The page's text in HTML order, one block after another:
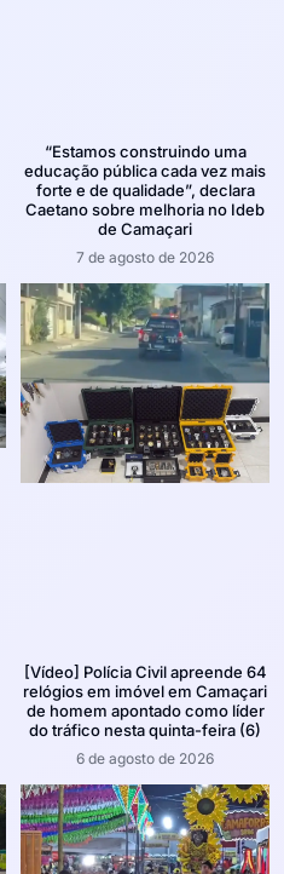
“Estamos construindo uma
educação pública cada vez mais
forte e de qualidade”, declara
Caetano sobre melhoria no Ideb
de Camaçari
7 de agosto de 2026
[Vídeo] Polícia Civil apreende 64
relógios em imóvel em Camaçari
de homem apontado como líder
do tráfico nesta quinta-feira (6)
6 de agosto de 2026